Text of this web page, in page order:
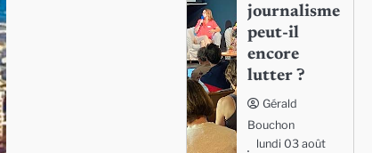
journalisme
peut-il
encore
lutter ?
Gérald
Bouchon
lundi 03 août